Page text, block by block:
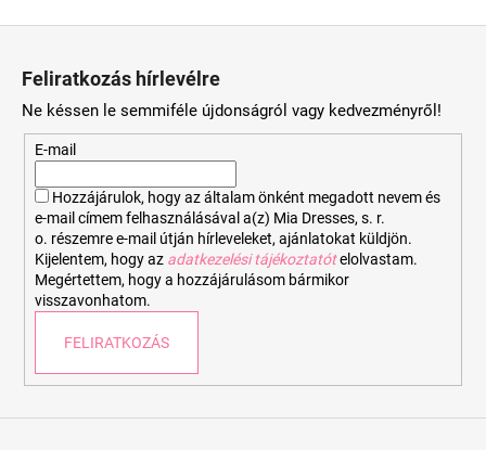
Feliratkozás hírlevélre
Ne késsen le semmiféle újdonságról vagy kedvezményről!
E-mail
Hozzájárulok, hogy az általam önként megadott nevem és
e-mail címem felhasználásával a(z) Mia Dresses, s. r.
o. részemre e-mail útján hírleveleket, ajánlatokat küldjön.
Kijelentem, hogy az adatkezelési tájékoztatót elolvastam.
Megértettem, hogy a hozzájárulásom bármikor
visszavonhatom.
FELIRATKOZÁS